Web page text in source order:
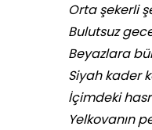
Orta şekerli
Bulutsuz
Beyazlara
Siyah kader
İçimdeki
Yelkovanın